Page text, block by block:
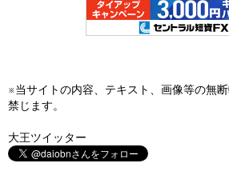
※当サイトの内容、テキスト、画像等の無
禁じます。
大王ツイッター